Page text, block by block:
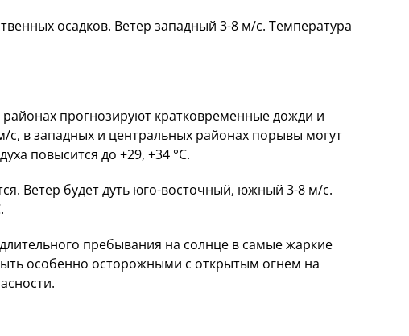
осадков. Ветер западный 3-8 м/с. Температура
прогнозируют кратковременные дожди и
в западных и центральных районах порывы могут
повысится до +29, +34 °C.
Ветер будет дуть юго-восточный, южный 3-8 м/с.
пребывания на солнце в самые жаркие
особенно осторожными с открытым огнем на